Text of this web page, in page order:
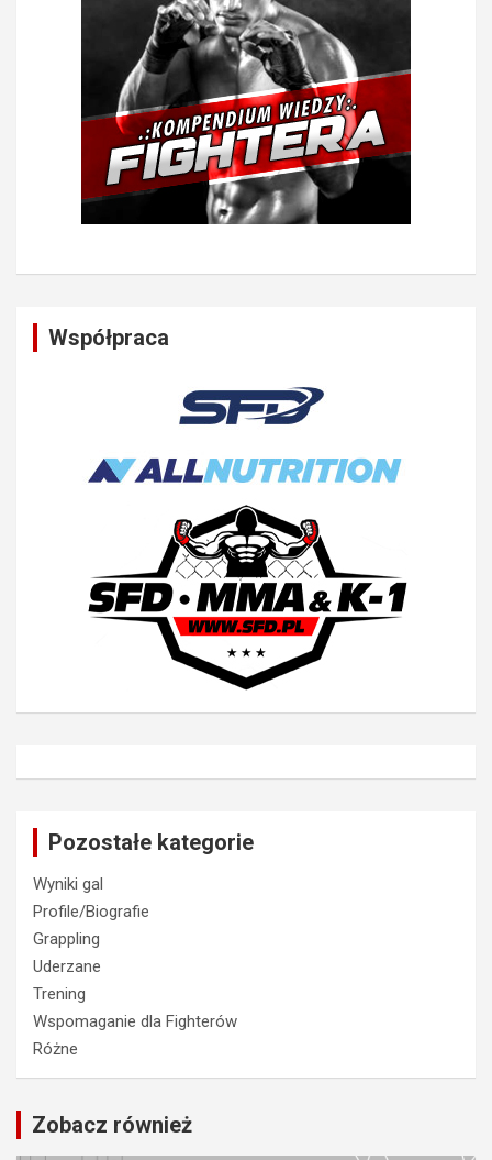
Współpraca
Pozostałe kategorie
Wyniki gal
Profile/Biografie
Grappling
Uderzane
Trening
Wspomaganie dla Fighterów
Różne
Zobacz również